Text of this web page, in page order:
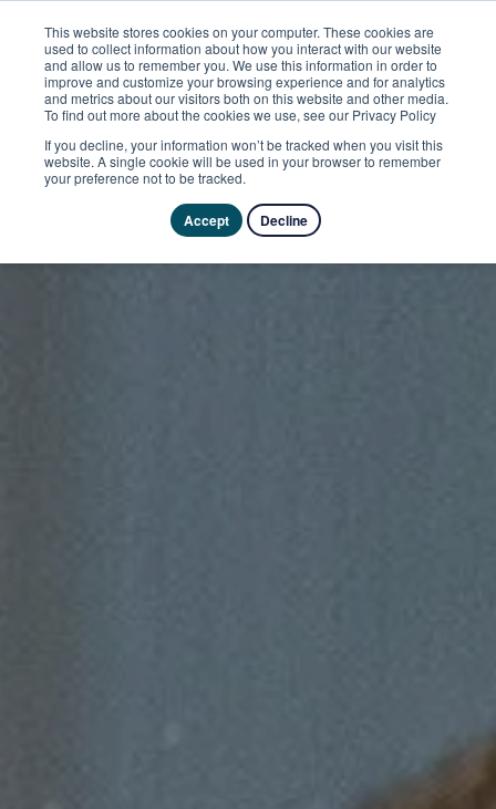
This website stores cookies on your computer. These cookies are
used to collect information about how you interact with our website
and allow us to remember you. We use this information in order to
improve and customize your browsing experience and for analytics
and metrics about our visitors both on this website and other media.
To find out more about the cookies we use, see our Privacy Policy
If you decline, your information won’t be tracked when you visit this
website. A single cookie will be used in your browser to remember
your preference not to be tracked.
Accept Decline